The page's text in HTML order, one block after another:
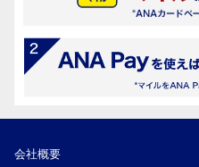
会社概要